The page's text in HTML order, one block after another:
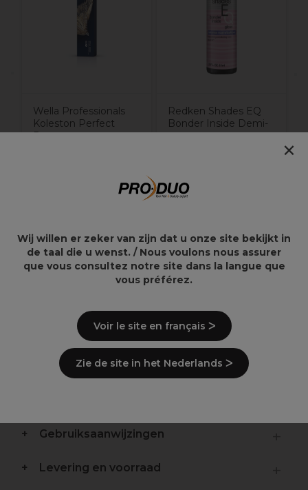
Wella Professionals
Koleston Perfect
Permanent
Redken Shades EQ
Bonder Inside Demi-
permanente
17,95€
Overzicht
Chirurgische messen
Anti-corrosie
Koolstofstaal
Gebruiksaanwijzingen
Levering en voorraad
Wij willen er zeker van zijn dat u onze site bekijkt in
de taal die u wenst. / Nous voulons nous assurer
que vous consultez notre site dans la langue que
vous préférez.
Voir le site en français ᐳ
Zie de site in het Nederlands ᐳ
×